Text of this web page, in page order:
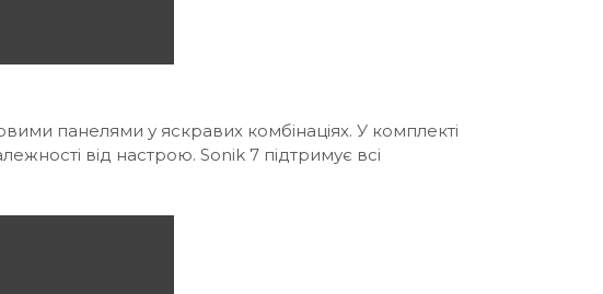
панелями у яскравих комбінаціях. У комплекті
від настрою. Sonik 7 підтримує всі